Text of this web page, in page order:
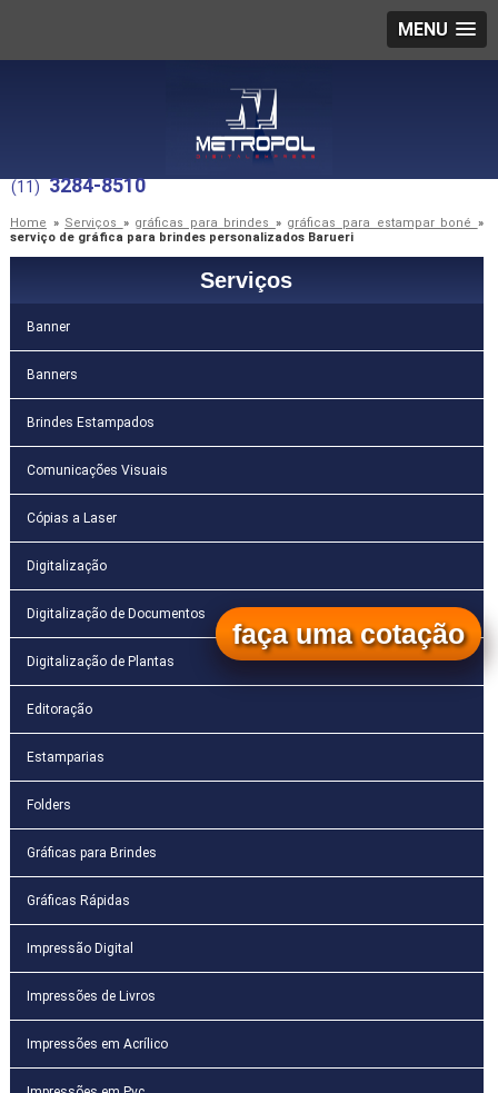
MENU
(11) 3284-8510
Home » Serviços » gráficas para brindes » gráficas para estampar boné »
serviço de gráfica para brindes personalizados Barueri
Serviços
Banner
Banners
Brindes Estampados
Comunicações Visuais
Cópias a Laser
Digitalização
Digitalização de Documentos
Digitalização de Plantas
Editoração
Estamparias
Folders
Gráficas para Brindes
Gráficas Rápidas
Impressão Digital
Impressões de Livros
Impressões em Acrílico
faça uma cotação